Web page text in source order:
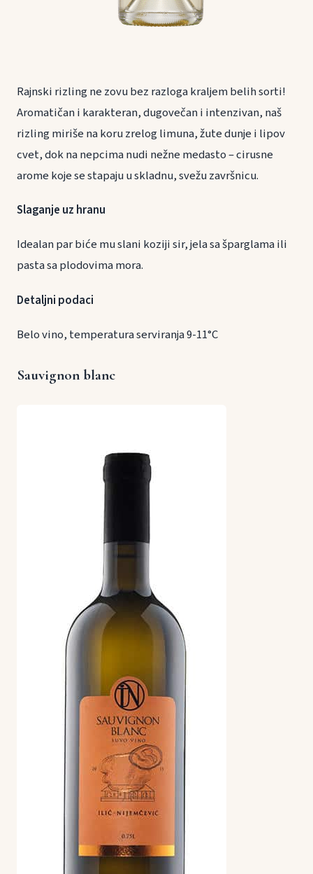
Rajnski rizling ne zovu bez razloga kraljem belih sorti!
Aromatičan i karakteran, dugovečan i intenzivan, naš
rizling miriše na koru zrelog limuna, žute dunje i lipov
cvet, dok na nepcima nudi nežne medasto – cirusne
arome koje se stapaju u skladnu, svežu završnicu.
Slaganje uz hranu
Idealan par biće mu slani koziji sir, jela sa šparglama ili
pasta sa plodovima mora.
Detaljni podaci
Belo vino, temperatura serviranja 9-11°C
Sauvignon blanc